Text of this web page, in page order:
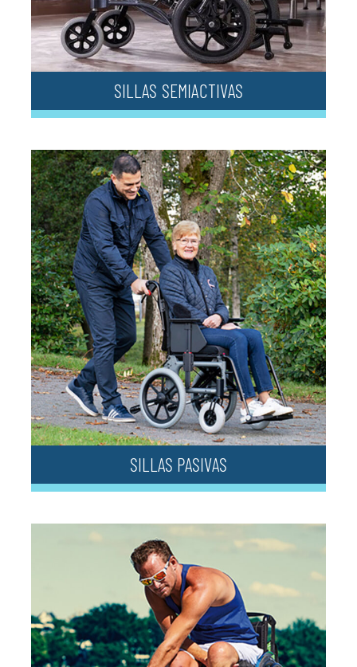
SILLAS SEMIACTIVAS
SILLAS PASIVAS